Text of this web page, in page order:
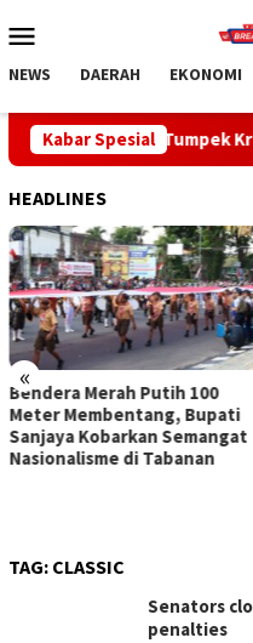
ke
Mobile
NEWS DAERAH EKONOMI
Kabar Spesial
Krulut, Pemkab
HEADLINES
«
Sidak Bea Cukai Ngurah Rai,
Komisi I DPRD Bali Tegaskan
Tak Ada Indikasi
Penyalahgunaan Barang
TAG: CLASSIC
Senators
penalties